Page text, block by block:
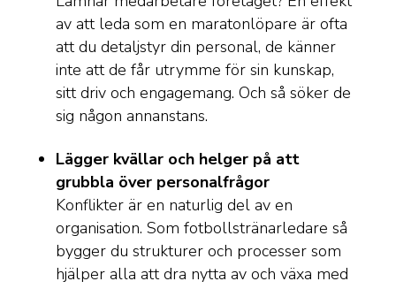
av att leda som en maratonlöpare är ofta
att du detaljstyr din personal, de känner
inte att de får utrymme för sin kunskap,
sitt driv och engagemang. Och så söker de
sig någon annanstans.
Lägger kvällar och helger på att
grubbla över personalfrågor
Konflikter är en naturlig del av en
organisation. Som fotbollstränarledare så
bygger du strukturer och processer som
hjälper alla att dra nytta av och växa med